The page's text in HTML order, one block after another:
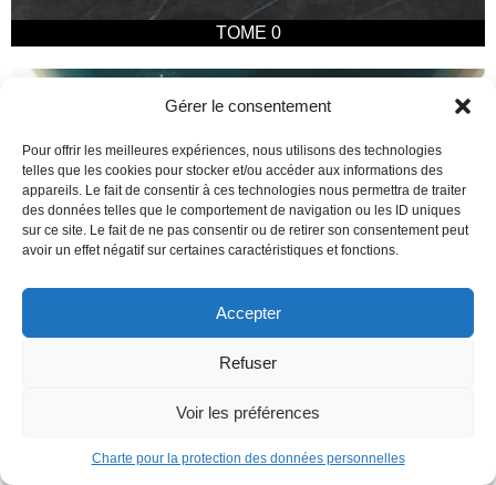
Gérer le consentement
Pour offrir les meilleures expériences, nous utilisons des technologies
telles que les cookies pour stocker et/ou accéder aux informations des
appareils. Le fait de consentir à ces technologies nous permettra de traiter
des données telles que le comportement de navigation ou les ID uniques
sur ce site. Le fait de ne pas consentir ou de retirer son consentement peut
avoir un effet négatif sur certaines caractéristiques et fonctions.
Accepter
Refuser
Voir les préférences
Charte pour la protection des données personnelles
TOME 0